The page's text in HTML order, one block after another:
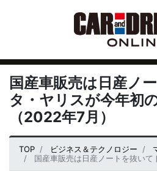
国産車販売は日産ノ
タ・ヤリスが今年初
（2022年7月）
TOP ビジネス＆テクノロジー
国産車販売は日産ノートを抜いてトヨタ・ヤリ